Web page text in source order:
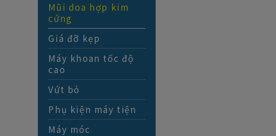
Mũi doa hợp kim
cứng
Giá đỡ kẹp
Máy khoan tốc độ
cao
Vứt bỏ
Phụ kiện máy tiện
Máy móc